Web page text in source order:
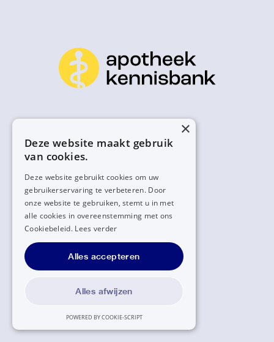
×
Deze website maakt gebruik
van cookies.
Deze website gebruikt cookies om uw
gebruikerservaring te verbeteren. Door
onze website te gebruiken, stemt u in met
alle cookies in overeenstemming met ons
Cookiebeleid. Lees verder
Alles accepteren
Alles afwijzen
POWERED BY COOKIE-SCRIPT